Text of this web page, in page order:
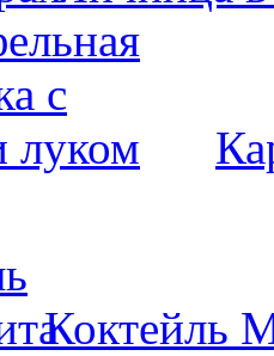
Коктейль